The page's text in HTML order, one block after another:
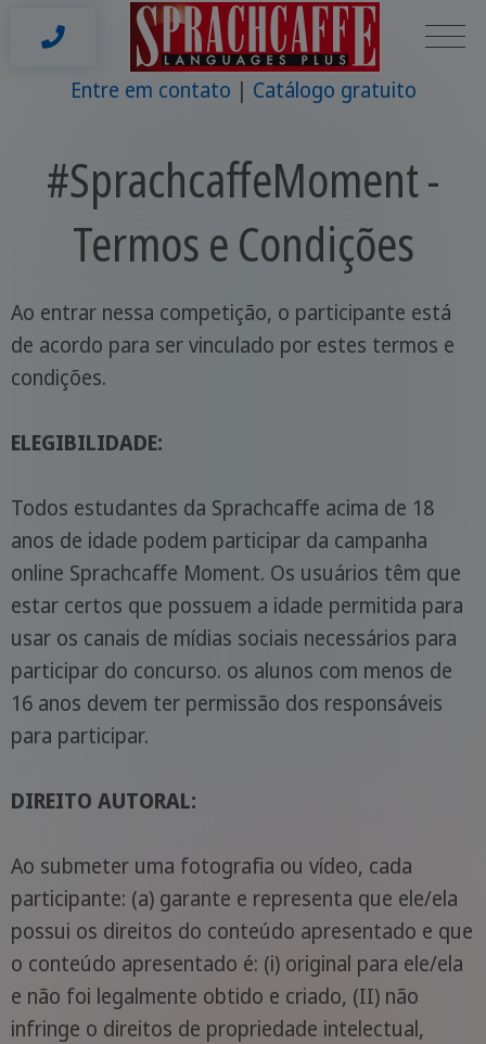
Entre em contato Catálogo gratuito
#SprachcaffeMoment -
Termos e Condições
Ao entrar nessa competição, o participante está
de acordo para ser vinculado por estes termos e
condições.
ELEGIBILIDADE:
Todos estudantes da Sprachcaffe acima de 18
anos de idade podem participar da campanha
online Sprachcaffe Moment. Os usuários têm que
estar certos que possuem a idade permitida para
usar os canais de mídias sociais necessários para
participar do concurso. os alunos com menos de
16 anos devem ter permissão dos responsáveis
para participar.
DIREITO AUTORAL:
Ao submeter uma fotografia ou vídeo, cada
participante: (a) garante e representa que ele/ela
possui os direitos do conteúdo apresentado e que
o conteúdo apresentado é: (i) original para ele/ela
e não foi legalmente obtido e criado, (II) não
infringe o direitos de propriedade intelectual,